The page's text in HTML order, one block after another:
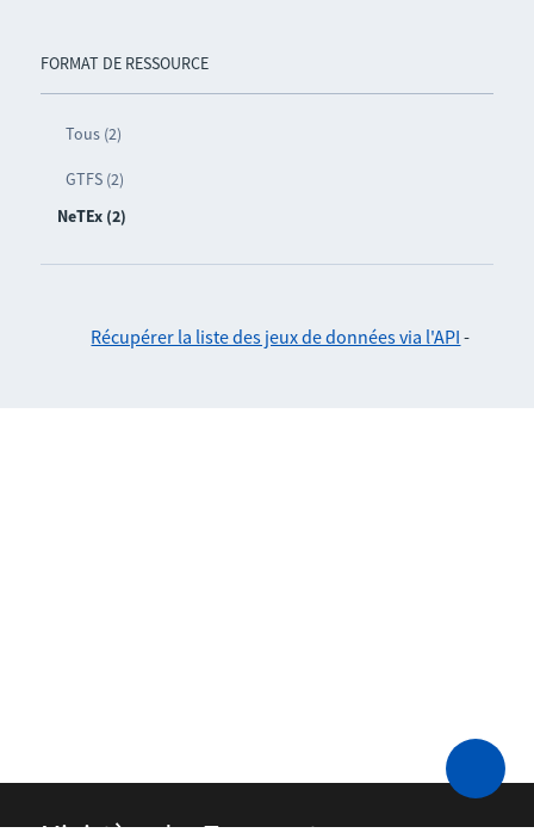
FORMAT DE RESSOURCE
Tous (2)
GTFS (2)
NeTEx (2)
Récupérer la liste des jeux de données via l'API -